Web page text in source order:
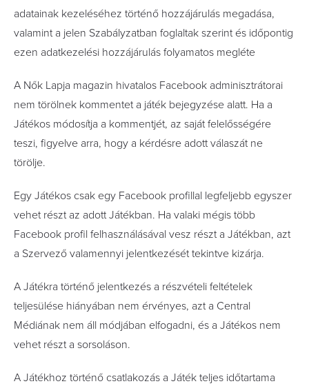
adatainak kezeléséhez történő hozzájárulás megadása,
valamint a jelen Szabályzatban foglaltak szerint és időpontig
ezen adatkezelési hozzájárulás folyamatos megléte
A Nők Lapja magazin hivatalos Facebook adminisztrátorai
nem törölnek kommentet a játék bejegyzése alatt. Ha a
Játékos módosítja a kommentjét, az saját felelősségére
teszi, figyelve arra, hogy a kérdésre adott válaszát ne
törölje.
Egy Játékos csak egy Facebook profillal legfeljebb egyszer
vehet részt az adott Játékban. Ha valaki mégis több
Facebook profil felhasználásával vesz részt a Játékban, azt
a Szervező valamennyi jelentkezését tekintve kizárja.
A Játékra történő jelentkezés a részvételi feltételek
teljesülése hiányában nem érvényes, azt a Central
Médiának nem áll módjában elfogadni, és a Játékos nem
vehet részt a sorsoláson.
A Játékhoz történő csatlakozás a Játék teljes időtartama